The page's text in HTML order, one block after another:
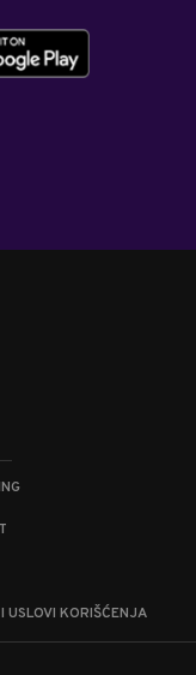
USLOVI KORIŠĆENJA